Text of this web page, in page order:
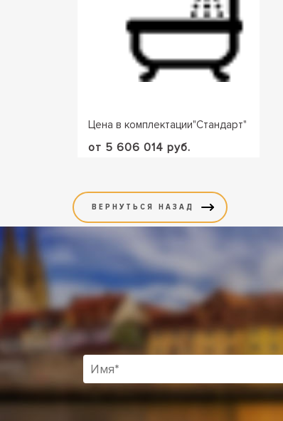
Цена в комплектации"Стандарт"
от 5 606 014 руб.